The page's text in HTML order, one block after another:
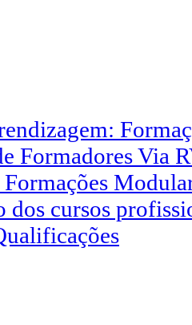
Formadores Via
Formações
dos cursos